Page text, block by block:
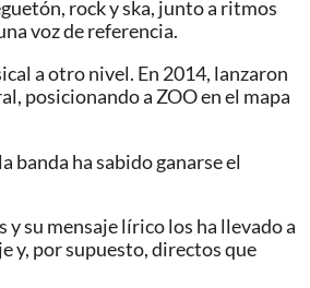
rock y ska, junto a ritmos
voz de referencia.
a otro nivel. En 2014, lanzaron
posicionando a ZOO en el mapa
banda ha sabido ganarse el
y su mensaje lírico los ha llevado a
y, por supuesto, directos que